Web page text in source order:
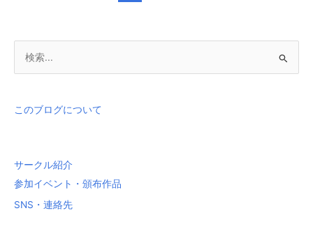
ア
LFO
象
このブログについて
サークル紹介
参加イベント・頒布作品
SNS・連絡先